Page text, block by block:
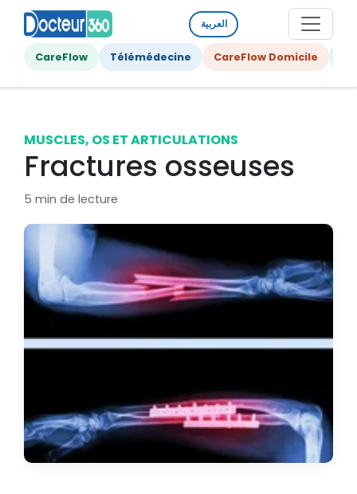
العربية
CareFlow Télémédecine CareFlow Domicile
MUSCLES, OS ET ARTICULATIONS
Fractures osseuses
5 min de lecture